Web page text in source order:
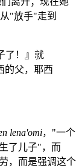
"放手"走到
了！』就
的父，耶西
lena'omi，"一个
了儿子"，而
，而是强调这个